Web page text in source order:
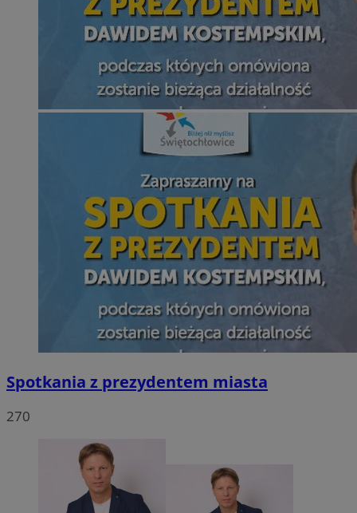
Spotkania z prezydentem miasta
270